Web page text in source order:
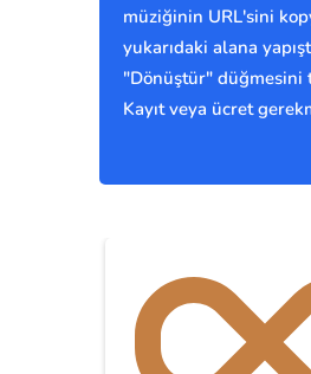
müziğinin URL'sini
yukarıdaki alana
"Dönüştür" düğmesini
Kayıt veya ücret